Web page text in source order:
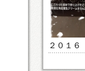
２０１